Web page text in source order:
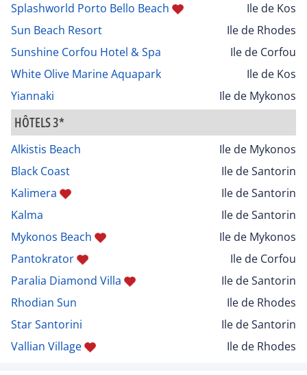
Splashworld Porto Bello Beach
Ile de Kos
Sun Beach Resort
Ile de Rhodes
Sunshine Corfou Hotel & Spa
Ile de Corfou
White Olive Marine Aquapark
Ile de Kos
Yiannaki
Ile de Mykonos
HÔTELS 3*
Alkistis Beach
Ile de Mykonos
Black Coast
Ile de Santorin
Kalimera
Ile de Santorin
Kalma
Ile de Santorin
Mykonos Beach
Ile de Mykonos
Pantokrator
Ile de Corfou
Paralia Diamond Villa
Ile de Santorin
Rhodian Sun
Ile de Rhodes
Star Santorini
Ile de Santorin
Vallian Village
Ile de Rhodes